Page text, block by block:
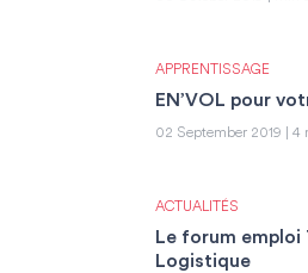
APPRENTISSAGE
EN’VOL pour
02 September 2019 | 4
ACTUALITÉS
Le forum emploi
Logistique